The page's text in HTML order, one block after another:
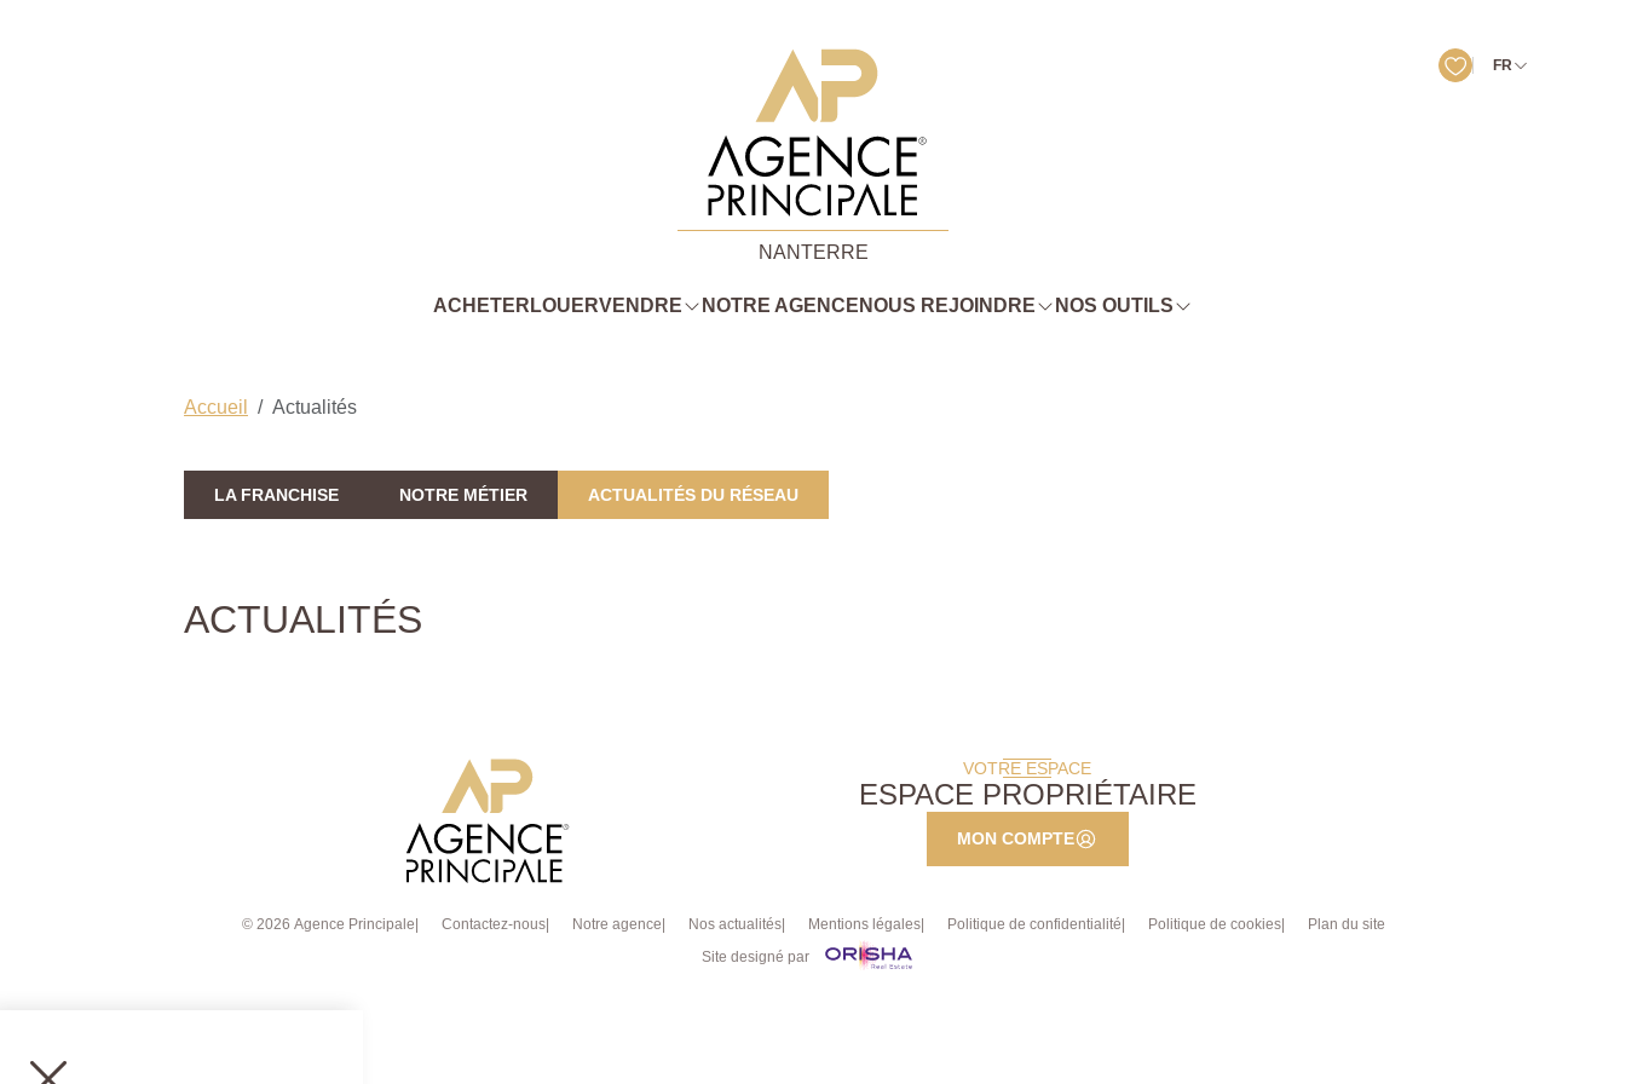
FR
NANTERRE
ACHETER LOUERVENDRE NOTRE AGENCE NOUS REJOINDRE NOS OUTILS
Accueil Actualités
LA FRANCHISE NOTRE MÉTIER ACTUALITÉS DU RÉSEAU
ACTUALITÉS
VOTRE ESPACE
ESPACE PROPRIÉTAIRE
MON COMPTE
© 2026 Agence Principale Contactez-nous Notre agence Nos actualités Mentions légales Politique de confidentialité Politique de cookies
Plan du site
Site designé par